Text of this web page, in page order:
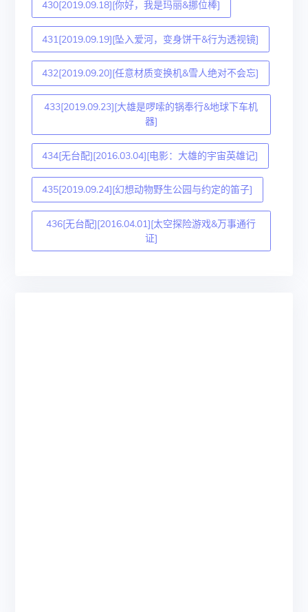
430[2019.09.18][你好，我是玛丽&挪位棒]
431[2019.09.19][坠入爱河，变身饼干&行为透视镜]
432[2019.09.20][任意材质变换机&雪人绝对不会忘]
433[2019.09.23][大雄是啰嗦的锅奉行&地球下车机
器]
434[无台配][2016.03.04][电影：大雄的宇宙英雄记]
435[2019.09.24][幻想动物野生公园与约定的笛子]
436[无台配][2016.04.01][太空探险游戏&万事通行
证]